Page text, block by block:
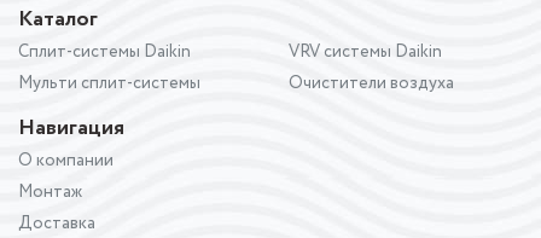
Каталог
Сплит-системы Daikin
Мульти сплит-системы
VRV системы Daikin
Очистители воздуха
Навигация
О компании
Монтаж
Доставка